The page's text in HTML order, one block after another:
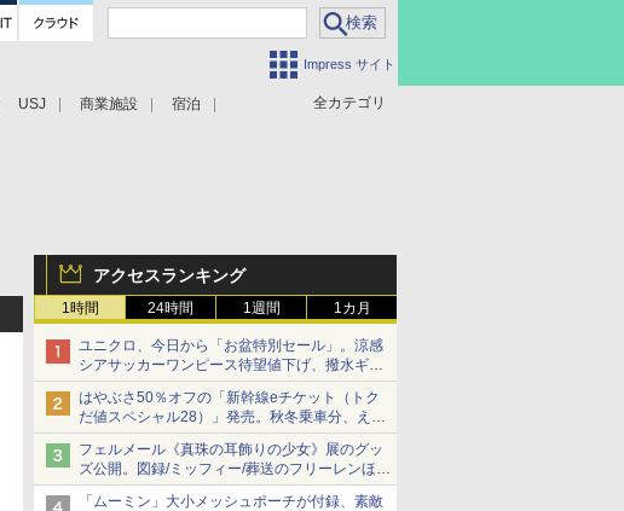
Impress サイト
全カテゴリ
USJ 商業施設 宿泊
アクセスランキング
1時間 24時間 1週間 1カ月
ユニクロ、今日から「お盆特別セール」。涼感
シアサッカーワンピース待望値下げ、撥水ギア
ショーツは1990円に
はやぶさ50％オフの「新幹線eチケット（トク
だ値スペシャル28）」発売。秋冬乗車分、えき
ねっと限定
フェルメール《真珠の耳飾りの少女》展のグッ
ズ公開。図録/ミッフィー/葬送のフリーレンほ
か、注目ブランドコラボが実現
「ムーミン」大小メッシュポーチが付録、素敵